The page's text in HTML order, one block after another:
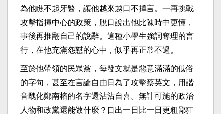
為他瞧不起牙醫，讓他越來越口不擇言。一再挑戰
攻擊指揮中心的政策，脫口說出他比陳時中更懂，
事後再推翻自己的說辭。這種小學生強詞奪理的言
行，在他充滿怨懟的心中，似乎再正常不過。
至於他帶領的民眾黨，每發文就是惡意滿滿的低俗
的字句，甚至在言論自由日為了攻擊蔡英文，用諧
音醜化鄭南榕的名字還沾沾自喜。無計可施的政治
人物和政黨還能做什麼？口出一日比一日更粗鄙狂